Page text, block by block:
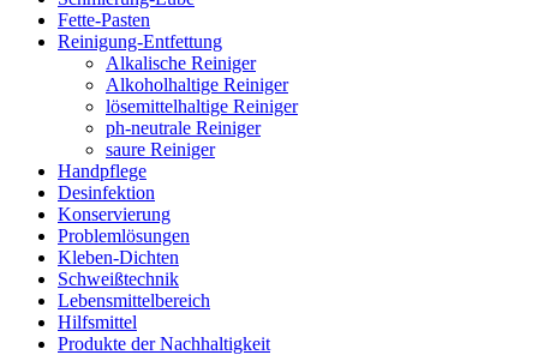
Fette-Pasten
Reinigung-Entfettung
Alkalische Reiniger
Alkoholhaltige Reiniger
lösemittelhaltige Reiniger
ph-neutrale Reiniger
saure Reiniger
Handpflege
Desinfektion
Konservierung
Problemlösungen
Kleben-Dichten
Schweißtechnik
Lebensmittelbereich
Hilfsmittel
Produkte der Nachhaltigkeit